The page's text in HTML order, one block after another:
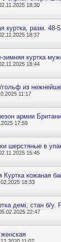
02.11.2025 18:30
куртка, разм. 48-
02.11.2025 18:37
зимняя куртка
02.11.2025 18:44
гольф из
11:17
армии
17:59
шерстяные в
02.11.2025 15:45
Куртка кожаная
18:33
демі, стан б/у.
05.02.2025 22:47